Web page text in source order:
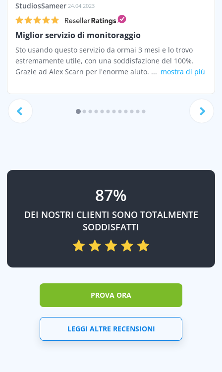
StudiosSameer 24.04.2023
Miglior servizio di monitoraggio
Sto usando questo servizio da ormai 3 mesi e lo trovo
estremamente utile, con una soddisfazione del 100%.
Grazie ad Alex Scarn per l'enorme aiuto. ... mostra di più
87%
DEI NOSTRI CLIENTI SONO TOTALMENTE
SODDISFATTI
PROVA ORA
LEGGI ALTRE RECENSIONI